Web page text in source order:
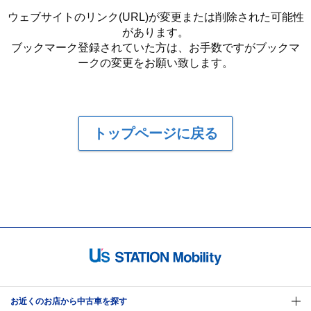
ウェブサイトのリンク(URL)が変更または削除された可能性
があります。
ブックマーク登録されていた方は、お手数ですがブックマ
ークの変更をお願い致します。
トップページに戻る
お近くのお店から中古車を探す